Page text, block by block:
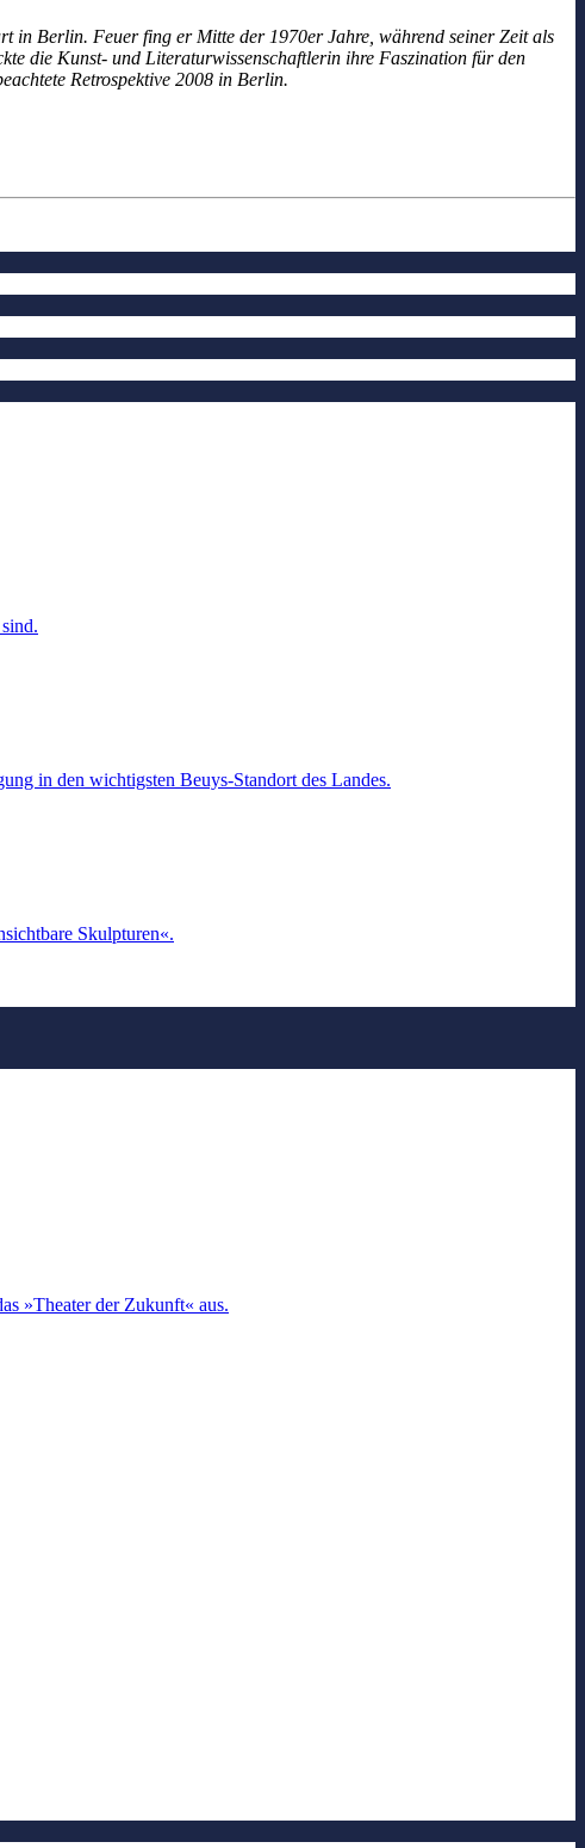
in Berlin. Feuer fing er Mitte der 1970er Jahre, während seiner Zeit als
die Kunst- und Literaturwissenschaftlerin ihre Faszination für den
Retrospektive 2008 in Berlin.
in den wichtigsten Beuys-Standort des Landes.
Skulpturen«.
»Theater der Zukunft« aus.